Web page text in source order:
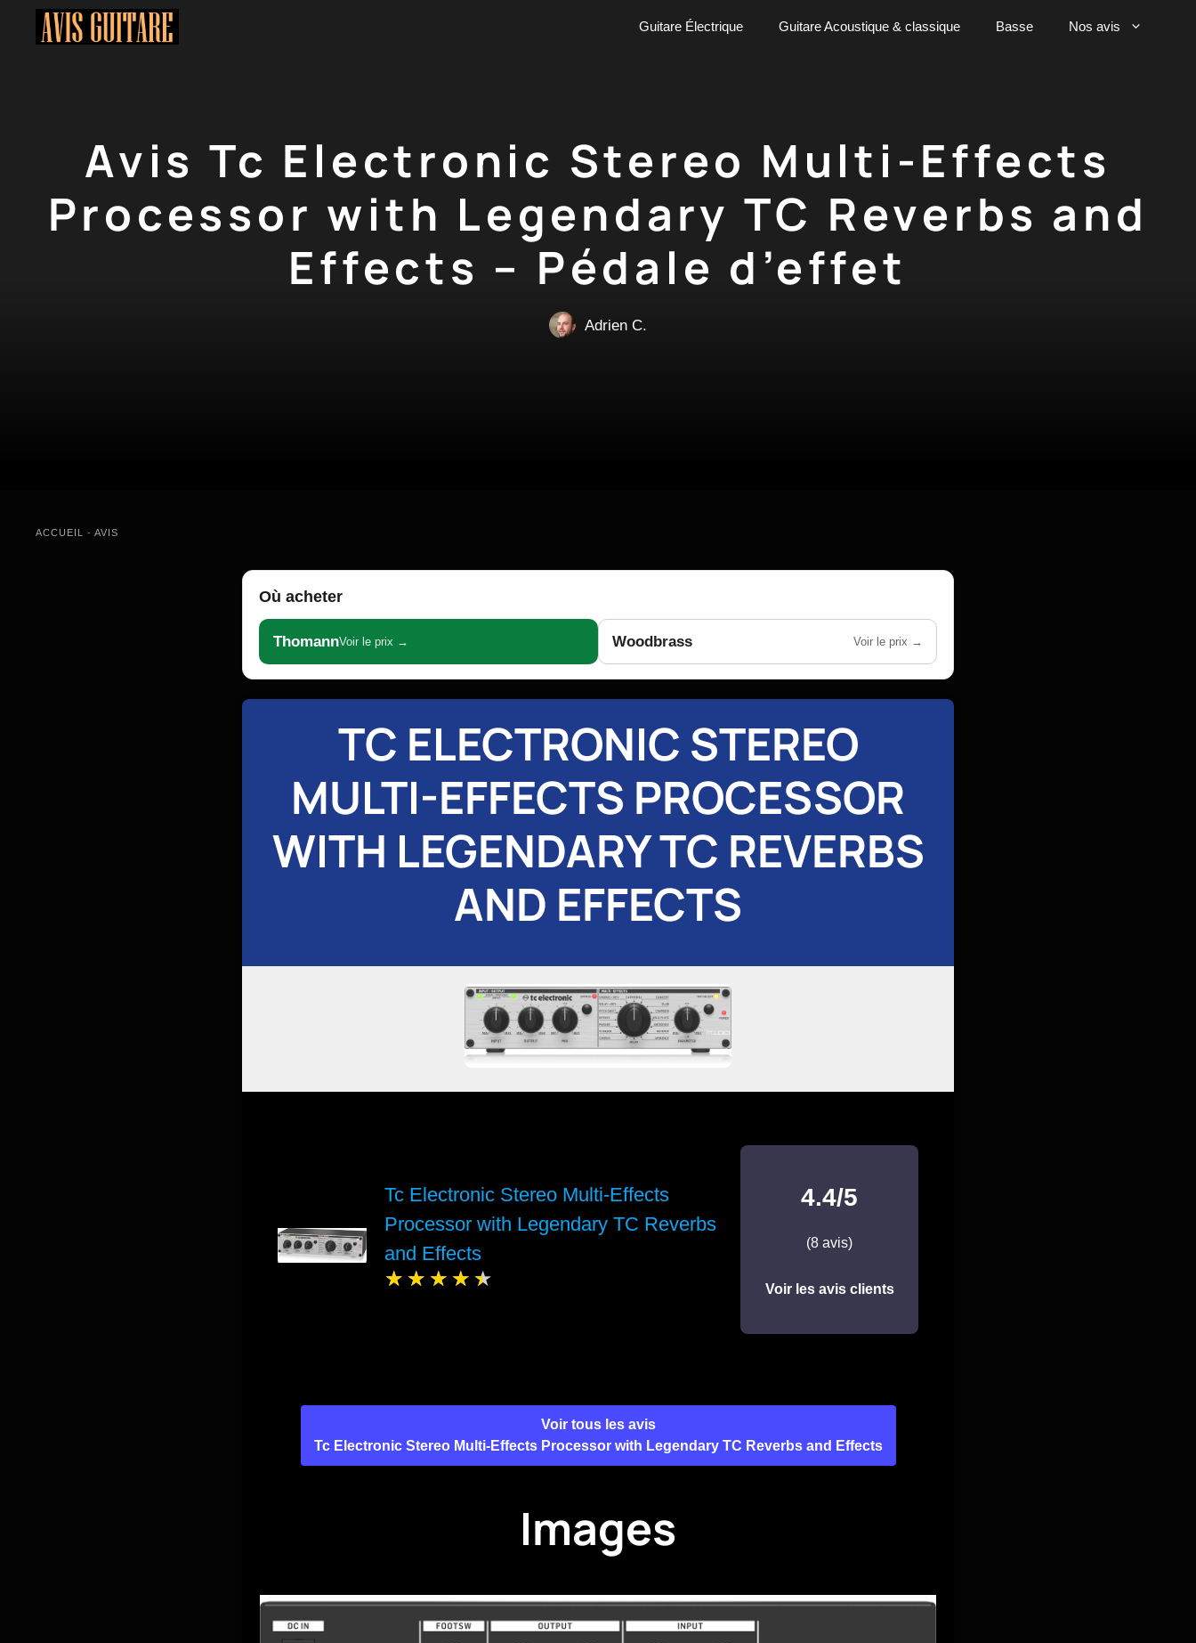
Guitare Électrique Guitare Acoustique & classique Basse Nos avis
Avis Tc Electronic Stereo Multi-Effects
Processor with Legendary TC Reverbs and
Effects – Pédale d’effet
Adrien C.
ACCUEIL - AVIS
Où acheter
ThomannVoir le prix → Woodbrass Voir le prix →
TC ELECTRONIC STEREO
MULTI-EFFECTS PROCESSOR
WITH LEGENDARY TC REVERBS
AND EFFECTS
Tc Electronic Stereo Multi-Effects
Processor with Legendary TC Reverbs
and Effects
4.4/5
(8 avis)
Voir les avis clients
Voir tous les avis
Tc Electronic Stereo Multi-Effects Processor with Legendary TC Reverbs and Effects
Images